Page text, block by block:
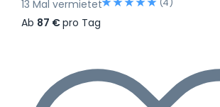
13 Mal vermietet (4)
Ab 87 €pro Tag